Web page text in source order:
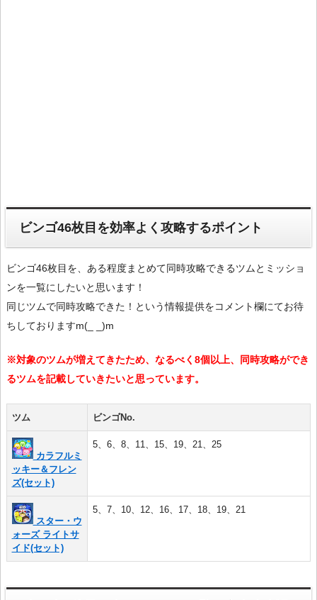
ビンゴ46枚目を効率よく攻略するポイント
ビンゴ46枚目を、ある程度まとめて同時攻略できるツムとミッショ
ンを一覧にしたいと思います！
同じツムで同時攻略できた！という情報提供をコメント欄にてお待
ちしておりますm(_ _)m
※対象のツムが増えてきたため、なるべく8個以上、同時攻略ができ
るツムを記載していきたいと思っています。
ツム ビンゴNo.
カラフルミ
ッキー＆フレン
ズ(セット)
5、6、8、11、15、19、21、25
スター・ウ
ォーズ ライトサ
イド(セット)
5、7、10、12、16、17、18、19、21